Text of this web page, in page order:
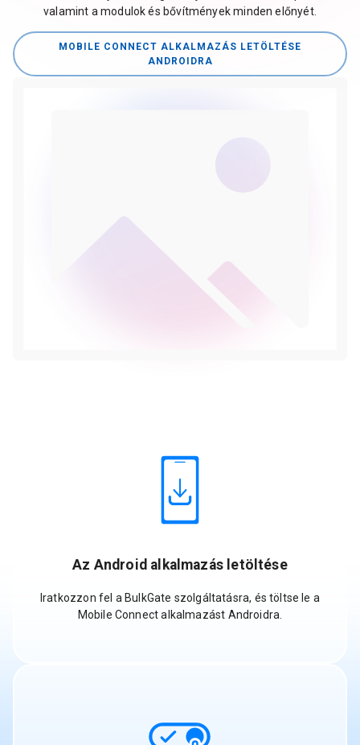
valamint a modulok és bővítmények minden előnyét.
MOBILE CONNECT ALKALMAZÁS LETÖLTÉSE
ANDROIDRA
Az Android alkalmazás letöltése
Iratkozzon fel a BulkGate szolgáltatásra, és töltse le a
Mobile Connect alkalmazást Androidra.